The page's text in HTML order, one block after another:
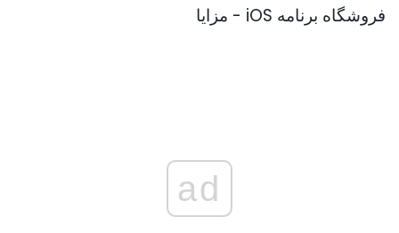
فروشگاه برنامه iOS - مزایا
ad